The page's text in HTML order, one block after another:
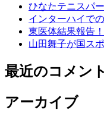
ひなたテニスパ
インターハイで
東医体結果報告！
山田舞子が国ス
最近のコメント
アーカイブ